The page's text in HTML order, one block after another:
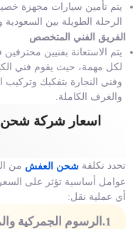
يتم تأمين سيارات مجهزة
الرحلة الطويلة بين السعودية
الفريق الفني المتخصص
يتم الاستعانة بفنيين
لكل مهمة، حيث يقوم فني
وفني النجارة بتفكيك وتركيب
والغرف الكاملة.
اسعار شركة شحن
تحدد تكلفة شحن العفش من
عوامل أساسية تؤثر على السعر
أي عملية نقل:
1.الرسوم الجمركية والمصاريف الإضافية